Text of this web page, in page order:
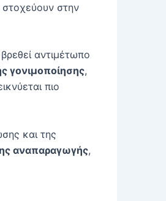
στοχεύουν στην
αντιμέτωπο
γονιμοποίησης,
πιο
και της
αναπαραγωγής,